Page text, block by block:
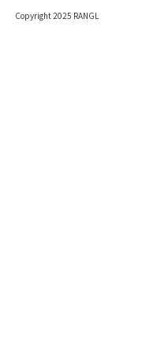
Copyright 2025 RANGL